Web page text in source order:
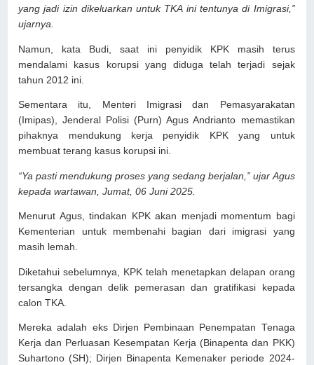
yang jadi izin dikeluarkan untuk TKA ini tentunya di Imigrasi,”
ujarnya.
Namun, kata Budi, saat ini penyidik KPK masih terus
mendalami kasus korupsi yang diduga telah terjadi sejak
tahun 2012 ini.
Sementara itu, Menteri Imigrasi dan Pemasyarakatan
(Imipas), Jenderal Polisi (Purn) Agus Andrianto memastikan
pihaknya mendukung kerja penyidik KPK yang untuk
membuat terang kasus korupsi ini.
“Ya pasti mendukung proses yang sedang berjalan,” ujar Agus
kepada wartawan, Jumat, 06 Juni 2025.
Menurut Agus, tindakan KPK akan menjadi momentum bagi
Kementerian untuk membenahi bagian dari imigrasi yang
masih lemah.
Diketahui sebelumnya, KPK telah menetapkan delapan orang
tersangka dengan delik pemerasan dan gratifikasi kepada
calon TKA.
Mereka adalah eks Dirjen Pembinaan Penempatan Tenaga
Kerja dan Perluasan Kesempatan Kerja (Binapenta dan PKK)
Suhartono (SH); Dirjen Binapenta Kemenaker periode 2024-